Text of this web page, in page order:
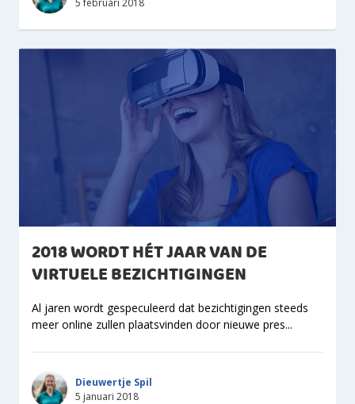
2018 WORDT HÉT JAAR VAN DE
VIRTUELE BEZICHTIGINGEN
Al jaren wordt gespeculeerd dat bezichtigingen steeds
meer online zullen plaatsvinden door nieuwe pres...
Dieuwertje Spil
5 januari 2018